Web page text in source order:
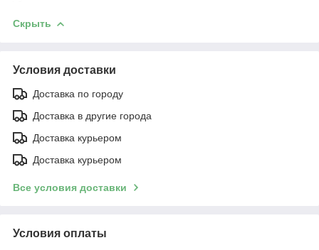
Скрыть
Условия доставки
Доставка по городу
Доставка в другие города
Доставка курьером
Доставка курьером
Все условия доставки
Условия оплаты